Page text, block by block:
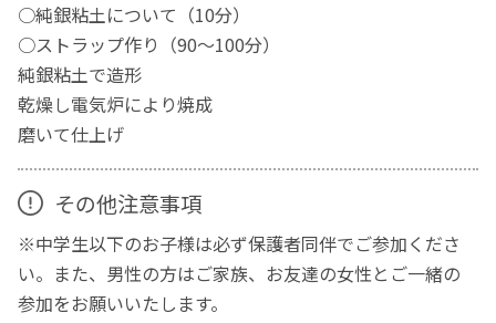
○純銀粘土について（10分）
○ストラップ作り（90〜100分）
純銀粘土で造形
乾燥し電気炉により焼成
磨いて仕上げ
その他注意事項
※中学生以下のお子様は必ず保護者同伴でご参加くださ
い。また、男性の方はご家族、お友達の女性とご一緒の
参加をお願いいたします。